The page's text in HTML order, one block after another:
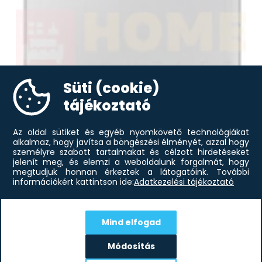
82 384
Süti (cookie)
tájékoztató
Az oldal sütiket és egyéb nyomkövető technológiákat
alkalmaz, hogy javítsa a böngészési élményét, azzal hogy
személyre szabott tartalmakat és célzott hirdetéseket
jelenít meg, és elemzi a weboldalunk forgalmát, hogy
megtudjuk honnan érkeztek a látogatóink.
További
információkért kattintson ide:Adatkezelési tájékoztató
Mind elfogad
Módosítás